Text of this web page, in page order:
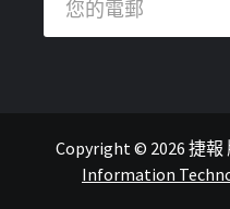
Copyright © 2026 捷報
Information